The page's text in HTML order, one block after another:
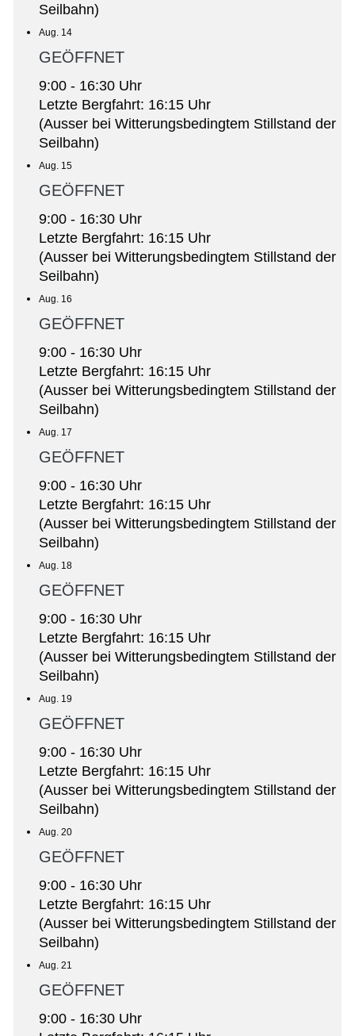
Seilbahn)
Aug. 14
GEÖFFNET
9:00 - 16:30 Uhr
Letzte Bergfahrt: 16:15 Uhr
(Ausser bei Witterungsbedingtem Stillstand der
Seilbahn)
Aug. 15
GEÖFFNET
9:00 - 16:30 Uhr
Letzte Bergfahrt: 16:15 Uhr
(Ausser bei Witterungsbedingtem Stillstand der
Seilbahn)
Aug. 16
GEÖFFNET
9:00 - 16:30 Uhr
Letzte Bergfahrt: 16:15 Uhr
(Ausser bei Witterungsbedingtem Stillstand der
Seilbahn)
Aug. 17
GEÖFFNET
9:00 - 16:30 Uhr
Letzte Bergfahrt: 16:15 Uhr
(Ausser bei Witterungsbedingtem Stillstand der
Seilbahn)
Aug. 18
GEÖFFNET
9:00 - 16:30 Uhr
Letzte Bergfahrt: 16:15 Uhr
(Ausser bei Witterungsbedingtem Stillstand der
Seilbahn)
Aug. 19
GEÖFFNET
9:00 - 16:30 Uhr
Letzte Bergfahrt: 16:15 Uhr
(Ausser bei Witterungsbedingtem Stillstand der
Seilbahn)
Aug. 20
GEÖFFNET
9:00 - 16:30 Uhr
Letzte Bergfahrt: 16:15 Uhr
(Ausser bei Witterungsbedingtem Stillstand der
Seilbahn)
Aug. 21
GEÖFFNET
9:00 - 16:30 Uhr